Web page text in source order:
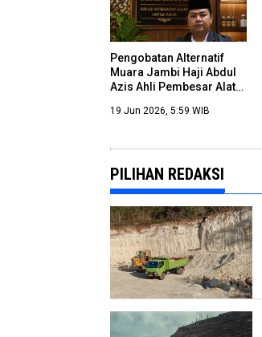
Pengobatan Alternatif
Muara Jambi Haji Abdul
Azis Ahli Pembesar Alat
19 Jun 2026, 5:59 WIB
PILIHAN REDAKSI